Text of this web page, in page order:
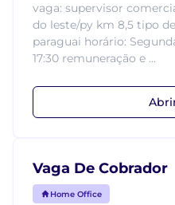
vaga: supervisor
do leste/py km 8,5 tipo
paraguai horário:
17:30 remuneração e ...
Vaga De Cobrador
Home Office